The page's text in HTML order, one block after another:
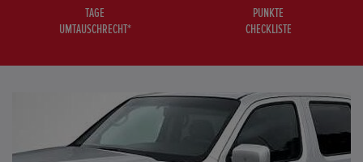
TAGE
UMTAUSCHRECHT*
PUNKTE
CHECKLISTE